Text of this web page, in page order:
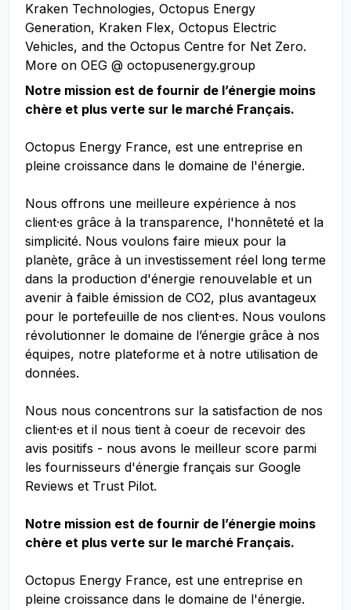
Kraken Technologies, Octopus Energy
Generation, Kraken Flex, Octopus Electric
Vehicles, and the Octopus Centre for Net Zero.
More on OEG @ octopusenergy.group
Notre mission est de fournir de l’énergie moins
chère et plus verte sur le marché Français.
Octopus Energy France, est une entreprise en
pleine croissance dans le domaine de l'énergie.
Nous offrons une meilleure expérience à nos
client·es grâce à la transparence, l'honnêteté et la
simplicité. Nous voulons faire mieux pour la
planète, grâce à un investissement réel long terme
dans la production d'énergie renouvelable et un
avenir à faible émission de CO2, plus avantageux
pour le portefeuille de nos client·es. Nous voulons
révolutionner le domaine de l’énergie grâce à nos
équipes, notre plateforme et à notre utilisation de
données.
Nous nous concentrons sur la satisfaction de nos
client·es et il nous tient à coeur de recevoir des
avis positifs - nous avons le meilleur score parmi
les fournisseurs d'énergie français sur Google
Reviews et Trust Pilot.
Notre mission est de fournir de l’énergie moins
chère et plus verte sur le marché Français.
Octopus Energy France, est une entreprise en
pleine croissance dans le domaine de l'énergie.